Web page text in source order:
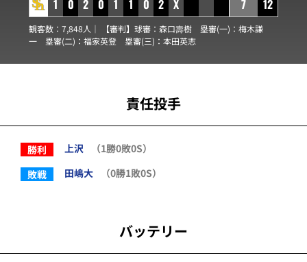
1
0 2 0 1 1 0 2 X
7
12
観客数：7,848人｜ 【審判】球審： 森口壽樹 塁審(一)： 梅木謙
一 塁審(二)： 福家英登 塁審(三)： 本田英志
責任投手
勝利 上沢
（1勝0敗0S）
敗戦
田嶋大 （0勝1敗0S）
バッテリー